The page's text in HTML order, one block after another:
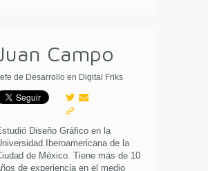
Campo
de Desarrollo en Digital Friks
Diseño Gráfico en la
Iberoamericana de la
de México. Tiene más de 10
de experiencia en el medio